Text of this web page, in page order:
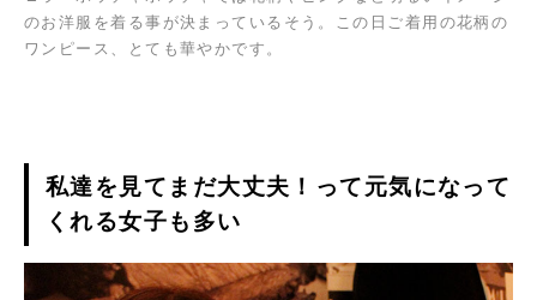
のお洋服を着る事が決まっているそう。この日ご着用の花柄の
ワンピース、とても華やかです。
私達を見てまだ大丈夫！って元気になって
くれる女子も多い